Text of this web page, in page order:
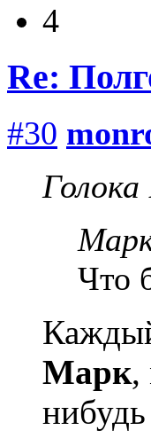
4
Re:
#30
Что
Марк,
нибудь